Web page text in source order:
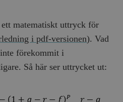
matematiskt uttryck för
i pdf-versionen). Vad
förekommit i
Så här ser uttrycket ut: